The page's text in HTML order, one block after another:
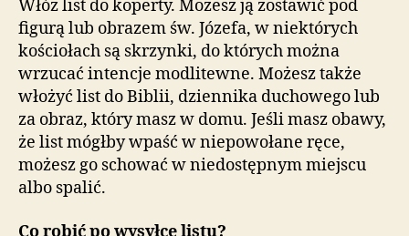
Włóż list do koperty. Możesz ją zostawić pod
figurą lub obrazem św. Józefa, w niektórych
kościołach są skrzynki, do których można
wrzucać intencje modlitewne. Możesz także
włożyć list do Biblii, dziennika duchowego lub
za obraz, który masz w domu. Jeśli masz obawy,
że list mógłby wpaść w niepowołane ręce,
możesz go schować w niedostępnym miejscu
albo spalić.
Co robić po wysyłce listu?